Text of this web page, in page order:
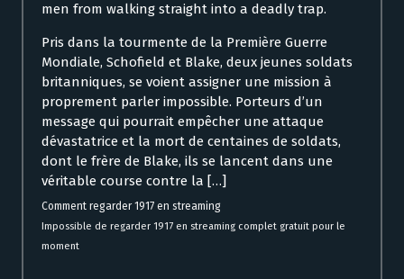
men from walking straight into a deadly trap.
Pris dans la tourmente de la Première Guerre
Mondiale, Schofield et Blake, deux jeunes soldats
britanniques, se voient assigner une mission à
proprement parler impossible. Porteurs d’un
message qui pourrait empêcher une attaque
dévastatrice et la mort de centaines de soldats,
dont le frère de Blake, ils se lancent dans une
véritable course contre la […]
Comment regarder 1917 en streaming
Impossible de regarder 1917 en streaming complet gratuit pour le
moment